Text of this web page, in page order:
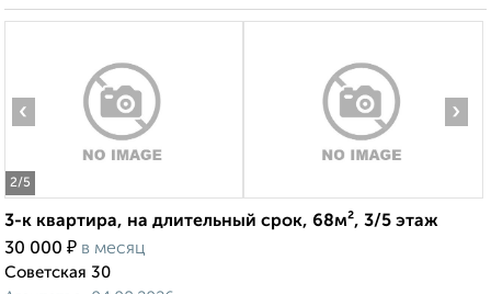
2/5
‹ ›
3-к квартира, на длительный срок, 68м², 3/5 этаж
30 000 ₽ в месяц
Советская 30